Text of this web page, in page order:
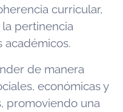
curricular,
pertinencia
académicos.
de manera
económicas y
promoviendo una